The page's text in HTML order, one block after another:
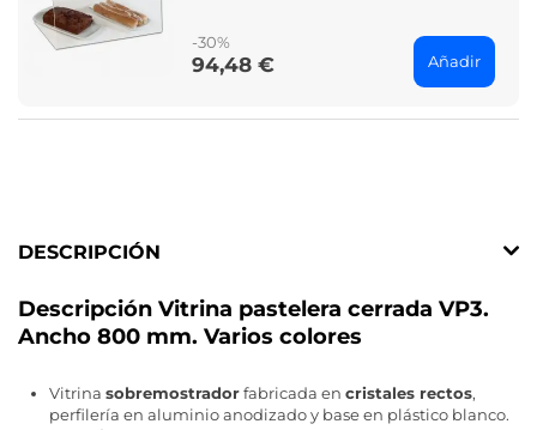
-30%
Price
94,48 € Añadir
DESCRIPCIÓN
Descripción Vitrina pastelera cerrada VP3.
Ancho 800 mm. Varios colores
Vitrina sobremostradorfabricada en cristales rectos,
perfilería en aluminio anodizado y base en plástico blanco.